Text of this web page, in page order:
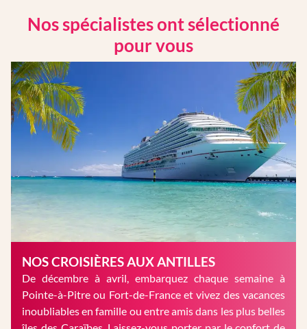
Nos spécialistes ont sélectionné
pour vous
NOS CROISIÈRES AUX ANTILLES
De décembre à avril, embarquez chaque semaine à
Pointe-à-Pitre ou Fort-de-France et vivez des vacances
inoubliables en famille ou entre amis dans les plus belles